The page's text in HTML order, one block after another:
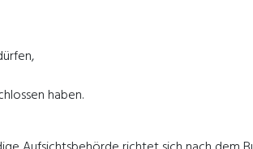
haben.